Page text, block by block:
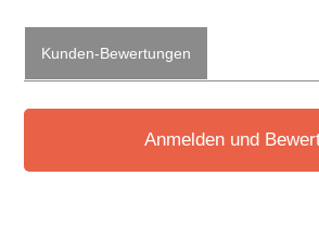
Kunden-Bewertungen
Anmelden und